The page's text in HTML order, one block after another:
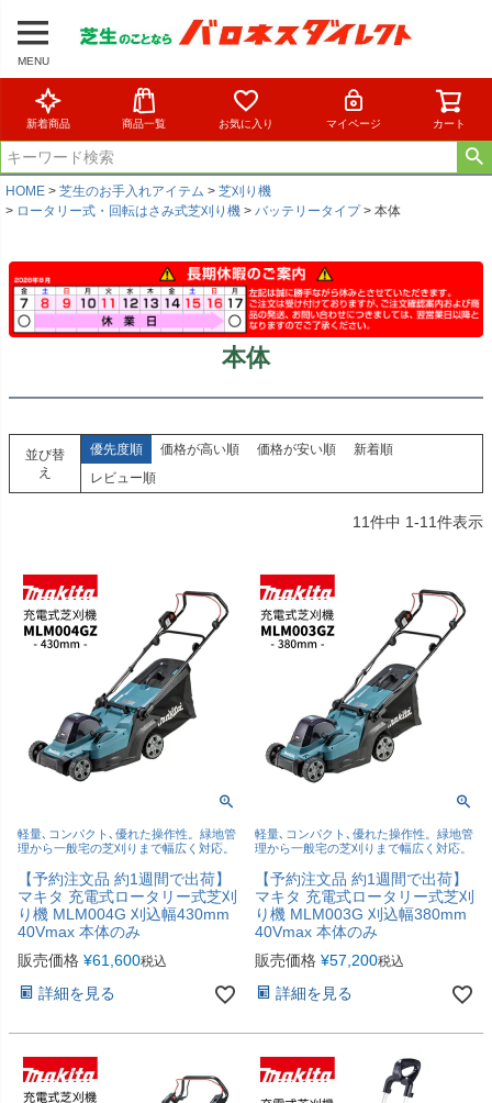
MENU
新着商品 商品一覧 お気に入り マイページ カート
HOME 芝生のお手入れアイテム
芝刈り機
ロータリー式・回転はさみ式芝刈り機
バッテリータイプ 本体
本体
並び替
え
優先度順 価格が高い順 価格が安い順
新着順
レビュー順
11件中 1-11件表示
軽量､コンパクト､優れた操作性。緑地管
理から一般宅の芝刈りまで幅広く対応。
【予約注文品 約1週間で出荷】
マキタ 充電式ロータリー式芝刈
り機 MLM004G 刈込幅430mm
40Vmax 本体のみ
販売価格 ¥61,600税込
詳細を見る
軽量､コンパクト､優れた操作性。緑地管
理から一般宅の芝刈りまで幅広く対応。
【予約注文品 約1週間で出荷】
マキタ 充電式ロータリー式芝刈
り機 MLM003G 刈込幅380mm
40Vmax 本体のみ
販売価格 ¥57,200税込
詳細を見る